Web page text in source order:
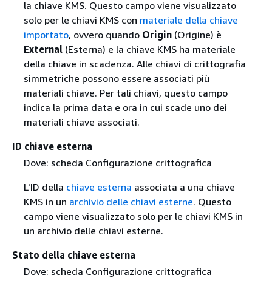
la chiave KMS. Questo campo viene visualizzato
solo per le chiavi KMS con materiale della chiave
importato, ovvero quando Origin(Origine) è
External(Esterna) e la chiave KMS ha materiale
della chiave in scadenza. Alle chiavi di crittografia
simmetriche possono essere associati più
materiali chiave. Per tali chiavi, questo campo
indica la prima data e ora in cui scade uno dei
materiali chiave associati.
ID chiave esterna
Dove: scheda Configurazione crittografica
L'ID della chiave esterna associata a una chiave
KMS in un archivio delle chiavi esterne. Questo
campo viene visualizzato solo per le chiavi KMS in
un archivio delle chiavi esterne.
Stato della chiave esterna
Dove: scheda Configurazione crittografica